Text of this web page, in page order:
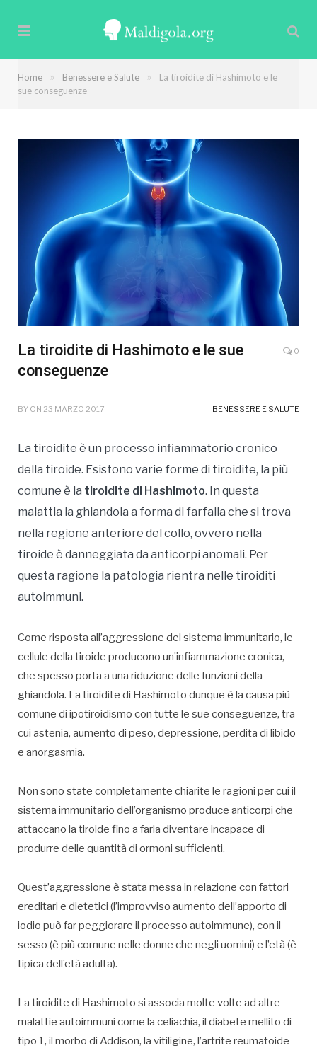
Home » Benessere e Salute »
La tiroidite di Hashimoto e le
sue conseguenze
La tiroidite di Hashimoto e le sue
conseguenze
0
BY ON 23 MARZO 2017 BENESSERE E SALUTE
La tiroidite è un processo infiammatorio cronico
della tiroide. Esistono varie forme di tiroidite, la più
comune è la tiroidite di Hashimoto. In questa
malattia la ghiandola a forma di farfalla che si trova
nella regione anteriore del collo, ovvero nella
tiroide è danneggiata da anticorpi anomali. Per
questa ragione la patologia rientra nelle tiroiditi
autoimmuni.
Come risposta all’aggressione del sistema immunitario, le
cellule della tiroide producono un’infiammazione cronica,
che spesso porta a una riduzione delle funzioni della
ghiandola. La tiroidite di Hashimoto dunque è la causa più
comune di ipotiroidismo con tutte le sue conseguenze, tra
cui astenia, aumento di peso, depressione, perdita di libido
e anorgasmia.
Non sono state completamente chiarite le ragioni per cui il
sistema immunitario dell’organismo produce anticorpi che
attaccano la tiroide fino a farla diventare incapace di
produrre delle quantità di ormoni sufficienti.
Quest’aggressione è stata messa in relazione con fattori
ereditari e dietetici (l’improvviso aumento dell’apporto di
iodio può far peggiorare il processo autoimmune), con il
sesso (è più comune nelle donne che negli uomini) e l’età (è
tipica dell’età adulta).
La tiroidite di Hashimoto si associa molte volte ad altre
malattie autoimmuni come la celiachia, il diabete mellito di
tipo 1, il morbo di Addison, la vitiligine, l’artrite reumatoide